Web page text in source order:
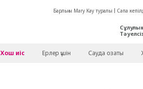
Барлығы Mary Kay туралы Сапа
Хош иіс Ерлер үшін Сауда озаты